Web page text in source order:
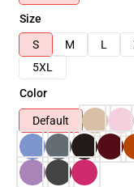
Size
S
M L
5XL
Color
Default